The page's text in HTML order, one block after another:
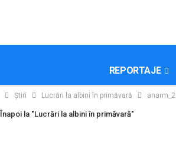
REPORTAJE
Știri Lucrări la albini în primăvară anarm_2
Înapoi la "Lucrări la albini în primăvară"